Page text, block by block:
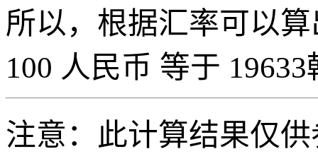
所以，根据汇率可以
100 人民币 等于
注意：此计算结果仅